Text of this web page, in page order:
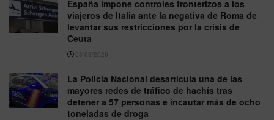
España impone controles fronterizos a los
viajeros de Italia ante la negativa de Roma de
levantar sus restricciones por la crisis de
Ceuta
08/08/2026
La Policía Nacional desarticula una de las
mayores redes de tráfico de hachís tras
detener a 57 personas e incautar más de ocho
toneladas de droga